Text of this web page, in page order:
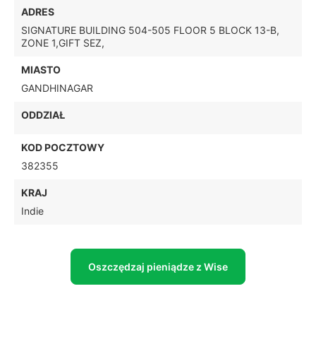
ADRES
SIGNATURE BUILDING 504-505 FLOOR 5 BLOCK 13-B,
ZONE 1,GIFT SEZ,
MIASTO
GANDHINAGAR
ODDZIAŁ
KOD POCZTOWY
382355
KRAJ
Indie
Oszczędzaj pieniądze z Wise